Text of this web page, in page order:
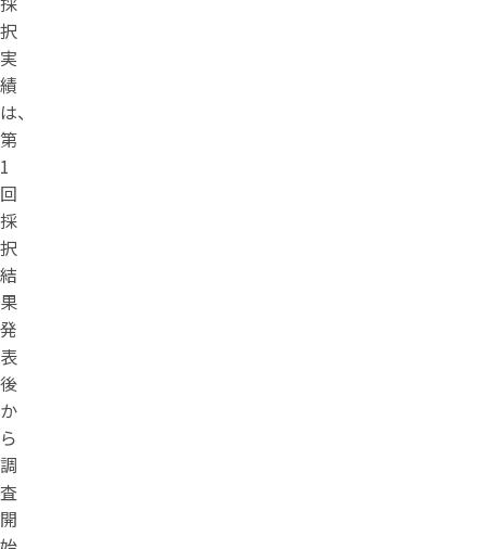
択
実
績
は、
第
1
回
採
択
結
果
発
表
後
か
ら
調
査
開